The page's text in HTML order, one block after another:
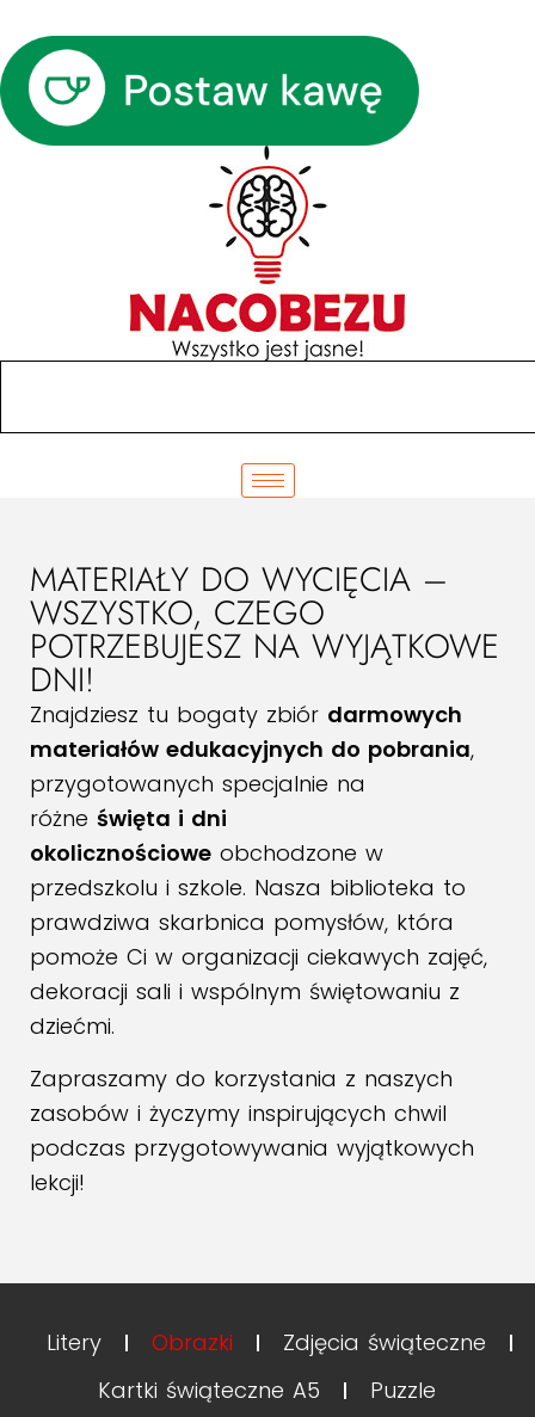
MATERIAŁY DO WYCIĘCIA –
WSZYSTKO, CZEGO
POTRZEBUJESZ NA WYJĄTKOWE
DNI!
Znajdziesz tu bogaty zbiór darmowych
materiałów edukacyjnych do pobrania,
przygotowanych specjalnie na
różne święta i dni
okolicznościowe obchodzone w
przedszkolu i szkole. Nasza biblioteka to
prawdziwa skarbnica pomysłów, która
pomoże Ci w organizacji ciekawych zajęć,
dekoracji sali i wspólnym świętowaniu z
dziećmi.
Zapraszamy do korzystania z naszych
zasobów i życzymy inspirujących chwil
podczas przygotowywania wyjątkowych
lekcji!
Litery Obrazki
Zdjęcia świąteczne
Kartki świąteczne A5
Puzzle